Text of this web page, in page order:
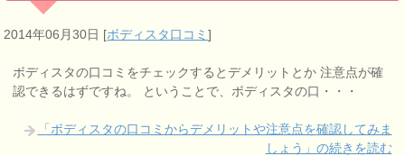
2014年06月30日 [ボディスタ口コミ]
ボディスタの口コミをチェックするとデメリットとか 注意点が確
認できるはずですね。 ということで、ボディスタの口・・・
「ボディスタの口コミからデメリットや注意点を確認してみま
しょう」の続きを読む